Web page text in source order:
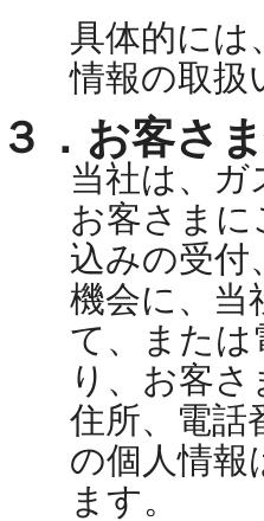
具体的には
情報の取扱
．お客さ
当社は、ガ
お客さま
込みの受付
機会に、当
て、または
り、お客
住所、電話
の個人情報
ます。